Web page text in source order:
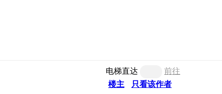
电梯直达
前往
楼主
只看该作者